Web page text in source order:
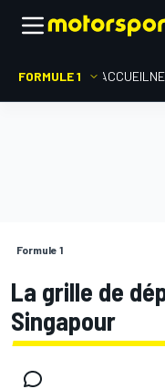
FORMULE 1 ACCUEIL
Formule 1
La grille de
Singapour